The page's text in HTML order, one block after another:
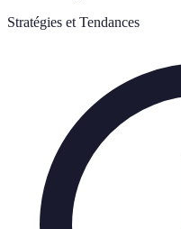
Stratégies et Tendances